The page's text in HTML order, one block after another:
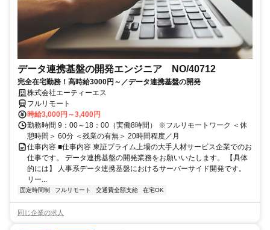
データ連携基盤の開発エンジニア NO/40712
完全在宅勤務！高時給3000円～／データ連携基盤の開発
株式会社エーティーエス
フルリモート
時給3,000円～3,400円
勤務時間 9：00～18：00（実働8時間） ※フルリモートワーク ＜休
憩時間＞ 60分 ＜残業の有無＞ 20時間程度／月
仕事内容 ■仕事内容 東証プライム上場の大手人材サービス企業でのお
仕事です。 データ連携基盤の開発業務をお願いいたします。 【具体
的には】 人事系データ連携基盤におけるサーバーサイド開発です。
リー...
固定時間制 フルリモート 交通費全額支給 在宅OK
同じ企業の求人